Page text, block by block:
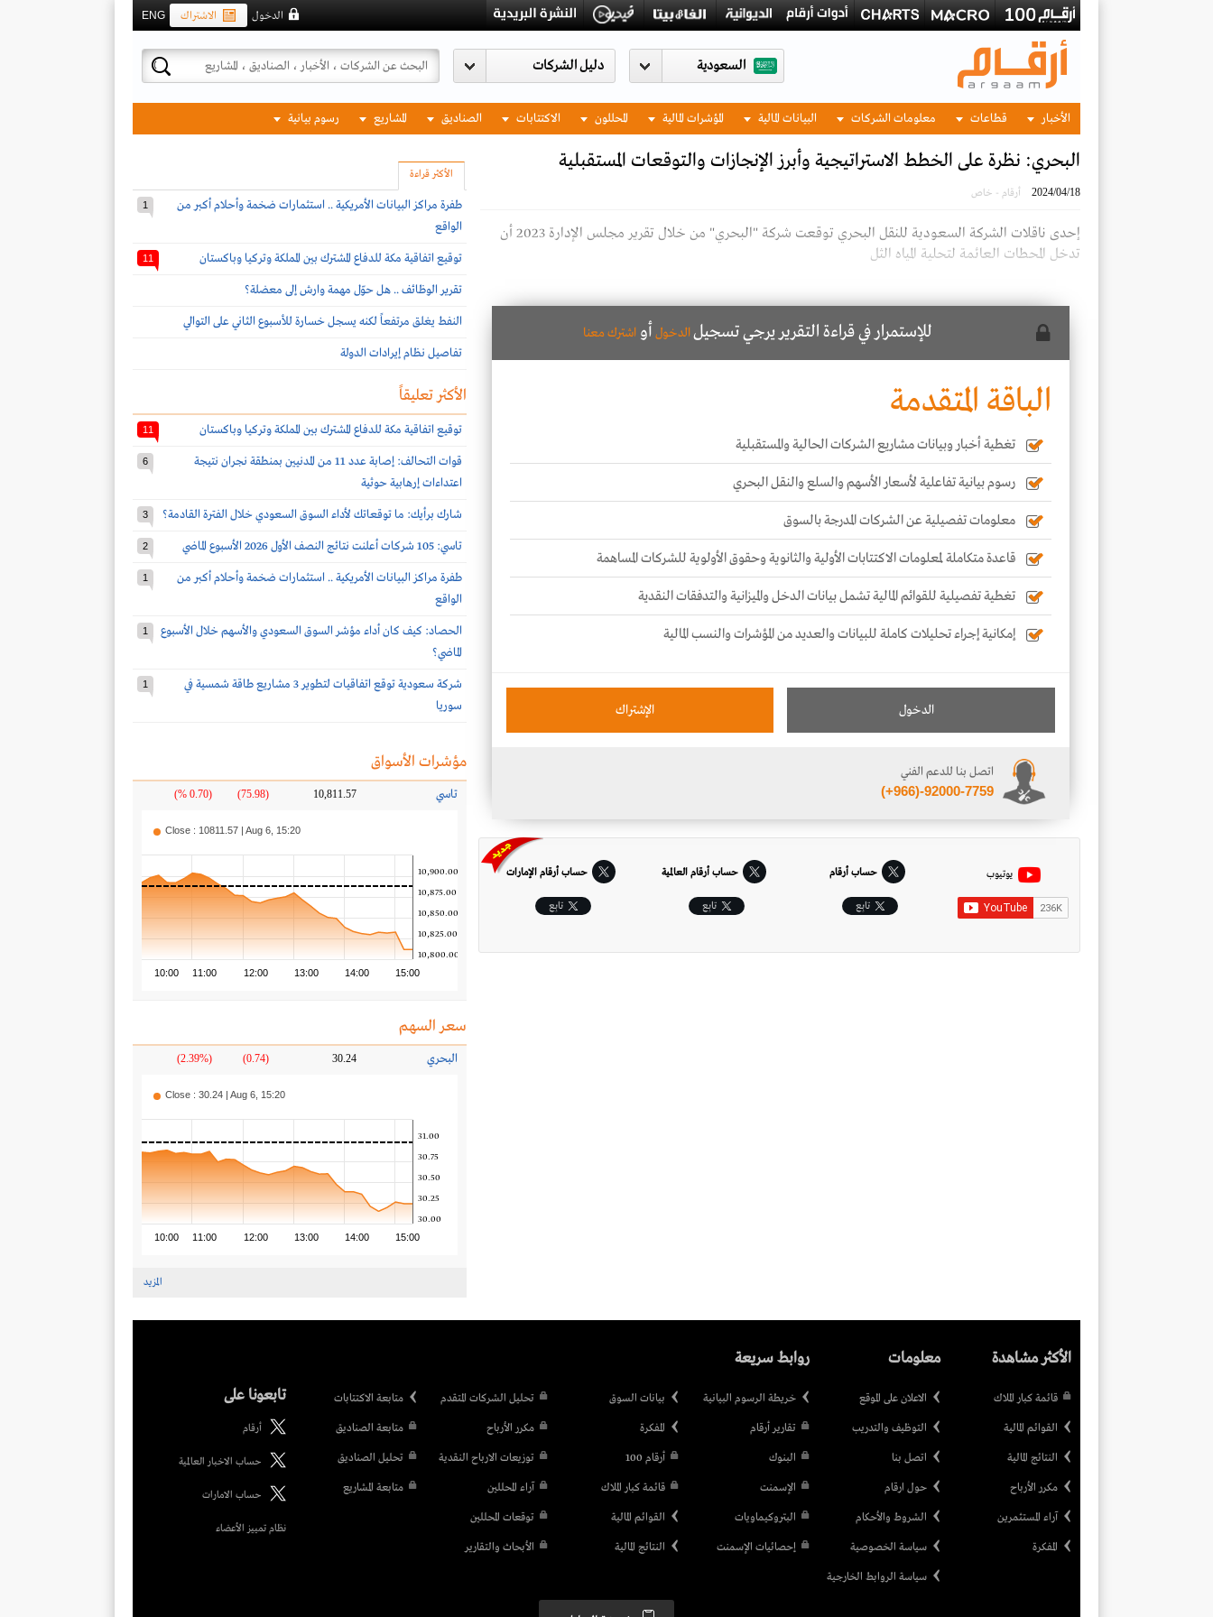
ENG الاشتراك الدخول
السعودية
الأخبار قطاعات معلومات الشركات البيانات المالية المؤشرات المالية المحللون الاكتتابات الصناديق المشاريع رسوم بيانية
البحري: نظرة على الخطط الاستراتيجية وأبرز الإنجازات والتوقعات المستقبلية
2024/04/18 أرقام - خاص
إحدى ناقلات الشركة السعودية للنقل البحري توقعت شركة "البحري" من خلال تقرير مجلس الإدارة 2023 أن
تدخل المحطات العائمة لتحلية المياه الثل
للإستمرار في قراءة التقرير يرجي تسجيلالدخول أو اشترك معنا
الباقة المتقدمة
تغطية أخبار وبيانات مشاريع الشركات الحالية والمستقبلية
رسوم بيانية تفاعلية لأسعار الأسهم والسلع والنقل البحري
معلومات تفصيلية عن الشركات المدرجة بالسوق
قاعدة متكاملة لمعلومات الاكتتابات الأولية والثانوية وحقوق الأولوية للشركات المساهمة
تغطية تفصيلية للقوائم المالية تشمل بيانات الدخل والميزانية والتدفقات النقدية
إمكانية إجراء تحليلات كاملة للبيانات والعديد من المؤشرات والنسب المالية
الدخول الإشتراك
اتصل بنا للدعم الفني
(+966)-92000-7759
يوتيوب حساب أرقام
تابِع
حساب أرقام العالمية
تابِع
حساب أرقام الإمارات‎
تابِع
الأكثر قراءة
طفرة مراكز البيانات الأمريكية .. استثمارات ضخمة وأحلام أكبر من
الواقع
1
توقيع اتفاقية مكة للدفاع المشترك بين المملكة وتركيا وباكستان 11
تقرير الوظائف .. هل حوّل مهمة وارش إلى معضلة؟
النفط يغلق مرتفعاً لكنه يسجل خسارة للأسبوع الثاني على التوالي
تفاصيل نظام إيرادات الدولة
الأكثر تعليقاً
توقيع اتفاقية مكة للدفاع المشترك بين المملكة وتركيا وباكستان 11
قوات التحالف: إصابة عدد 11 من المدنيين بمنطقة نجران نتيجة
اعتداءات إرهابية حوثية
6
شارك برأيك: ما توقعاتك لأداء السوق السعودي خلال الفترة القادمة؟ 3
تاسي: 105 شركات أعلنت نتائج النصف الأول 2026 الأسبوع الماضي 2
طفرة مراكز البيانات الأمريكية .. استثمارات ضخمة وأحلام أكبر من
الواقع
1
الحصاد: كيف كان أداء مؤشر السوق السعودي والأسهم خلال الأسبوع
الماضي؟
1
شركة سعودية توقع اتفاقيات لتطوير 3 مشاريع طاقة شمسية في
سوريا
1
مؤشرات الأسواق
تاسي 10,811.57
(75.98)
(0.70 %)
10:00 11:00 12:00 13:00 14:00 15:00
10,800.00
10,825.00
10,850.00
10,875.00
10,900.00
Close : 10811.57 | Aug 6, 15:20
سعر السهم
البحري 30.24
(0.74)
(2.39%)
10:00 11:00 12:00 13:00 14:00 15:00
30.00
30.25
30.50
30.75
31.00
Close : 30.24 | Aug 6, 15:20
المزيد
الأكثر مشاهدة
قائمة كبار الملاك
القوائم المالية
النتائج المالية
مكرر الأرباح
آراء المستثمرين
المفكرة
معلومات
الاعلان على الموقع
التوظيف والتدريب
اتصل بنا
حول ارقام
الشروط والأحكام
سياسة الخصوصية
سياسة الروابط الخارجية
روابط سريعة
خريطة الرسوم البيانية
تقارير أرقام
البنوك
الإسمنت
البتروكيماويات
إحصائيات الإسمنت
بيانات السوق
المفكرة
أرقام 100
قائمة كبار الملاك
القوائم المالية
النتائج المالية
تحليل الشركات المتقدم
مكرر الأرباح
توزيعات الارباح النقدية
آراء المحللين
توقعات المحللين
الأبحاث والتقارير
متابعة الاكتتابات
متابعة الصناديق
تحليل الصناديق
متابعة المشاريع
تابعونا على
أرقام
حساب الاخبار العالمية
حساب الامارات
نظام تمييز الأعضاء